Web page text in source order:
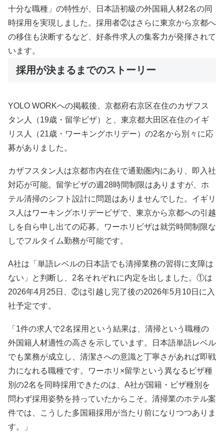
十分な職種」の特性が、日本語初級の外国籍人材2名の同
時採用を実現しました。採用者②はさらに東京から京都へ
の移住も決断するなど、好条件求人の集客力が発揮されて
います。
採用が決まるまでのストーリー
YOLO WORKへの掲載後、京都府右京区在住のカザフス
タン人（19歳・留学ビザ）と、東京都大田区在住のイギ
リス人（21歳・ワーキングホリデー）の2名から別々に応
募がありました。
カザフスタン人は京都市内在住で通勤圏内にあり、即入社
対応が可能。留学ビザの週28時間制限はありますが、ホ
テル清掃のシフト設計に問題はありませんでした。イギリ
ス人はワーキングホリデービザで、東京から京都への引越
しを自ら申し出ての応募。ワーホリビザは就労時間制限な
しでフルタイム勤務が可能です。
A社は「単語レベルの日本語でも清掃業務の習得に支障は
ない」と判断し、2名それぞれに内定を出しました。①は
2026年4月25日、②は引越し完了後の2026年5月10日に入
社予定です。
「1件の求人で2名採用という結果は、清掃という職種の
外国籍人材適性の高さを示しています。日本語単語レベル
でも業務が成立し、清潔さへの意識と丁寧さがあれば即戦
力になれる職種です。ワーホリ×留学という異なるビザ種
別の2名を同時採用できたのは、A社が国籍・ビザ種別を
問わず採用姿勢を持っていたからこそ。清掃業のホテル案
件では、こうした多国籍採用が当たり前になりつつありま
す。」